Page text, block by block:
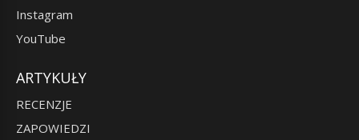
Instagram
YouTube
ARTYKUŁY
RECENZJE
ZAPOWIEDZI